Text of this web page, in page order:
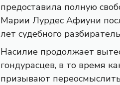
предоставила полную
Марии Лурдес Афиуни
лет судебного
Насилие продолжает
гондурасцев, в то время
призывают